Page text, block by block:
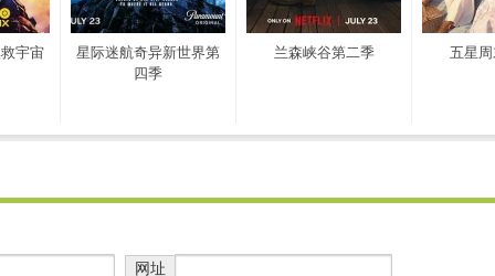
宇宙
星际迷航奇异新世界第
四季
兰森峡谷第二季 五星
网址